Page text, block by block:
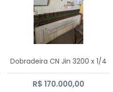
Dobradeira CN Jin 3200 x 1/4
R$ 170.000,00